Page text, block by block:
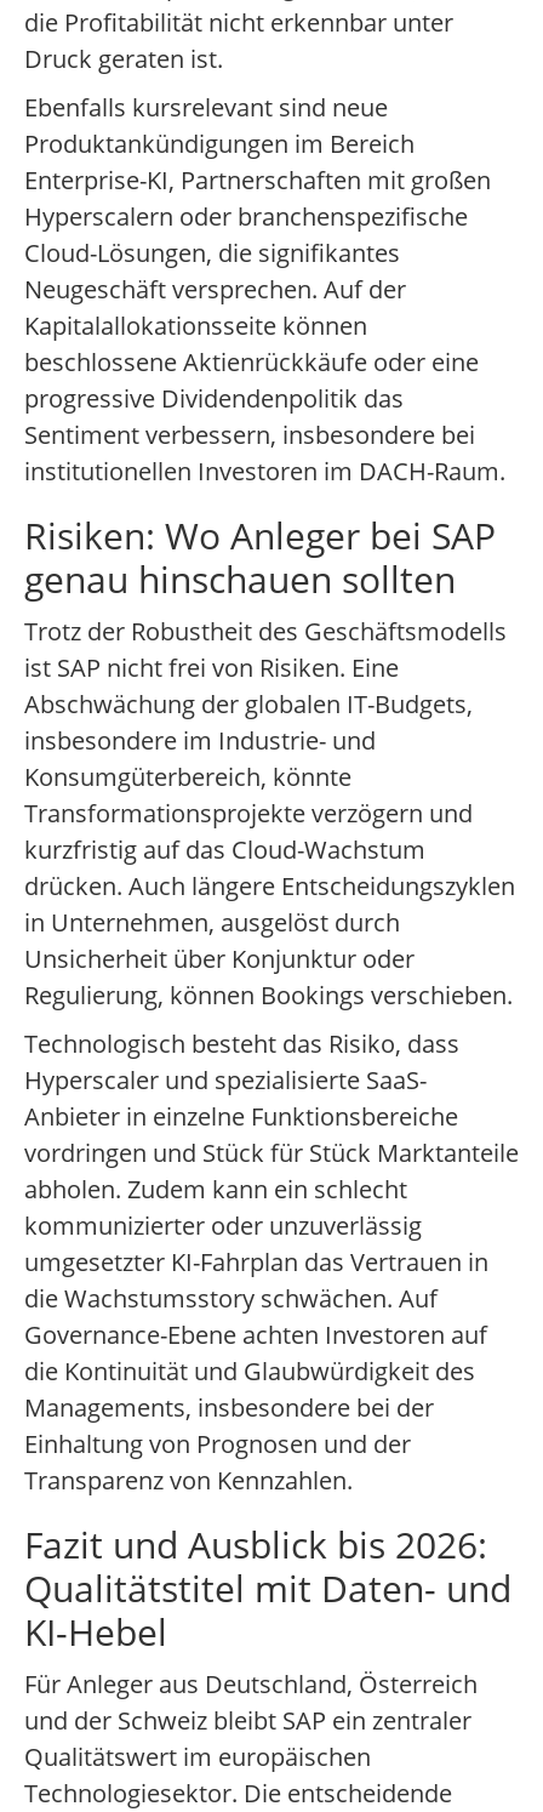
die Profitabilität nicht erkennbar unter
Druck geraten ist.
Ebenfalls kursrelevant sind neue
Produktankündigungen im Bereich
Enterprise-KI, Partnerschaften mit großen
Hyperscalern oder branchenspezifische
Cloud-Lösungen, die signifikantes
Neugeschäft versprechen. Auf der
Kapitalallokationsseite können
beschlossene Aktienrückkäufe oder eine
progressive Dividendenpolitik das
Sentiment verbessern, insbesondere bei
institutionellen Investoren im DACH-Raum.
Risiken: Wo Anleger bei SAP
genau hinschauen sollten
Trotz der Robustheit des Geschäftsmodells
ist SAP nicht frei von Risiken. Eine
Abschwächung der globalen IT-Budgets,
insbesondere im Industrie- und
Konsumgüterbereich, könnte
Transformationsprojekte verzögern und
kurzfristig auf das Cloud-Wachstum
drücken. Auch längere Entscheidungszyklen
in Unternehmen, ausgelöst durch
Unsicherheit über Konjunktur oder
Regulierung, können Bookings verschieben.
Technologisch besteht das Risiko, dass
Hyperscaler und spezialisierte SaaS-
Anbieter in einzelne Funktionsbereiche
vordringen und Stück für Stück Marktanteile
abholen. Zudem kann ein schlecht
kommunizierter oder unzuverlässig
umgesetzter KI-Fahrplan das Vertrauen in
die Wachstumsstory schwächen. Auf
Governance-Ebene achten Investoren auf
die Kontinuität und Glaubwürdigkeit des
Managements, insbesondere bei der
Einhaltung von Prognosen und der
Transparenz von Kennzahlen.
Fazit und Ausblick bis 2026:
Qualitätstitel mit Daten- und
KI-Hebel
Für Anleger aus Deutschland, Österreich
und der Schweiz bleibt SAP ein zentraler
Qualitätswert im europäischen
Technologiesektor. Die entscheidende